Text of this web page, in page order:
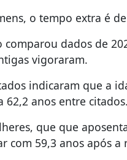
o tempo extra é
comparou dados de
vigoraram.
indicaram que a
62,2 anos entre citados.
que que
com 59,3 anos após